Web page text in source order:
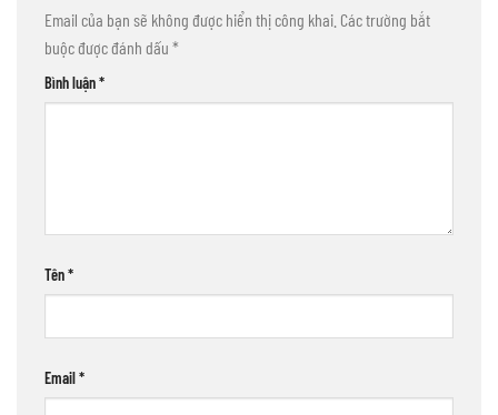
Email của bạn sẽ không được hiển thị công khai. Các trường bắt
buộc được đánh dấu *
Bình luận*
Tên*
Email*